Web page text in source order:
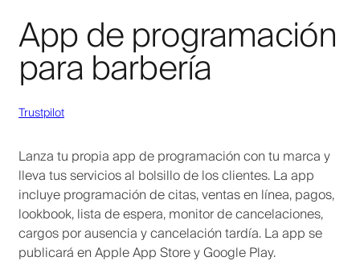
App de programación
para barbería
Trustpilot
Lanza tu propia app de programación con tu marca y
lleva tus servicios al bolsillo de los clientes. La app
incluye programación de citas, ventas en línea, pagos,
lookbook, lista de espera, monitor de cancelaciones,
cargos por ausencia y cancelación tardía. La app se
publicará en Apple App Store y Google Play.